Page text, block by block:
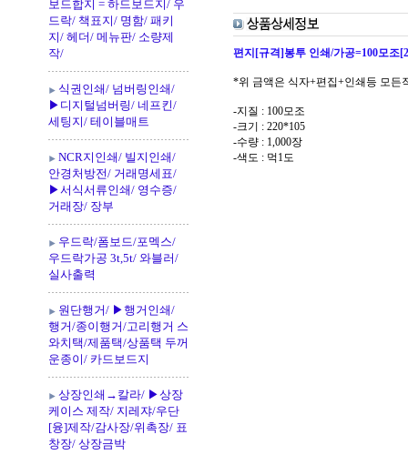
보드합지 = 하드보드지/ 우
드락/ 책표지/ 명함/ 패키
지/ 헤더/ 메뉴판/ 소량제
작/
식권인쇄/ 넘버링인쇄/
▶디지털넘버링/ 네프킨/
세팅지/ 테이블매트
NCR지인쇄/ 빌지인쇄/
안경처방전/ 거래명세표/
▶서식서류인쇄/ 영수증/
거래장/ 장부
우드락/폼보드/포멕스/
우드락가공 3t,5t/ 와블러/
실사출력
원단행거/ ▶행거인쇄/
행거/종이행거/고리행거 스
와치택/제품택/상품택 두꺼
운종이/ 카드보드지
상장인쇄→칼라/ ▶상장
케이스 제작/ 지레쟈/우단
[융]제작/감사장/위촉장/ 표
창장/ 상장금박
편지[규격]봉투 인쇄/가공=100모조
*위 금액은 식자+편집+인쇄등 모든
-지질 : 100모조
-크기 : 220*105
-수량 : 1,000장
-색도 : 먹1도